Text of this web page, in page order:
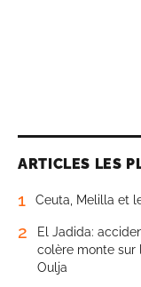
ARTICLES LES
1 Ceuta, Melilla et
2
El Jadida:
colère monte sur
Oulja